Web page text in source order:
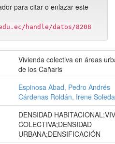
para citar o enlazar este
handle/datos/8208
Vivienda colectiva en áreas
de los Cañaris
Espinosa Abad, Pedro Andrés
Cárdenas Roldán, Irene
DENSIDAD
COLECTIVA;DENSIDAD
URBANA;DENSIFICACIÓN